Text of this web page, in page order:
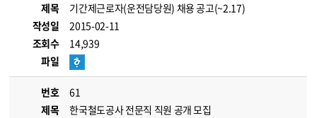
제목
기간제근로자(운전담당원) 채용 공고(~2.17)
작성일
2015-02-11
조회수
14,939
파일
번호
61
제목
한국철도공사 전문직 직원 공개 모집